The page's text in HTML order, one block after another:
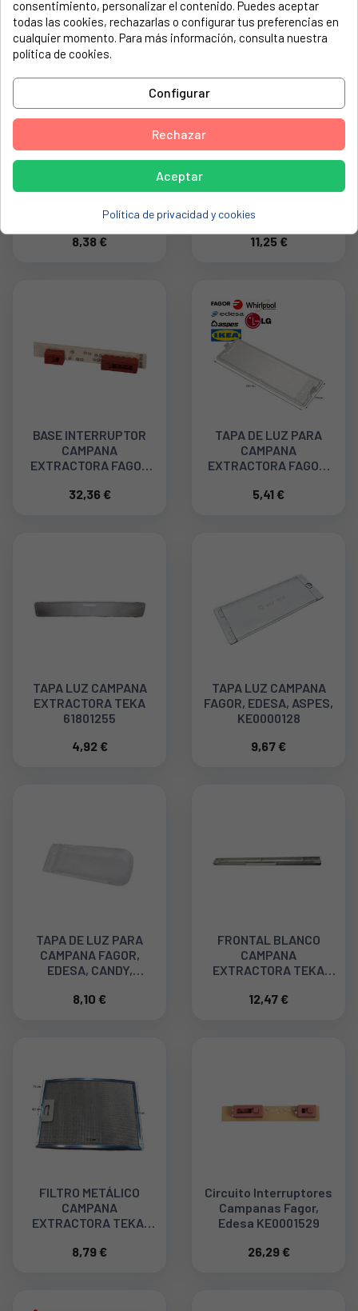
DESENGRASANTE PARA
SUPERFICIES
8,38 €
EXTRACTORA AEG,
KE0000107
11,25 €
BASE INTERRUPTOR
CAMPANA
EXTRACTORA FAGOR
32,36 €
TAPA DE LUZ PARA
CAMPANA
EXTRACTORA FAGOR,
KE0001537
5,41 €
TAPA LUZ CAMPANA
EXTRACTORA TEKA
61801255
4,92 €
TAPA LUZ CAMPANA
FAGOR, EDESA, ASPES,
KE0000128
9,67 €
TAPA DE LUZ PARA
CAMPANA FAGOR,
EDESA, CANDY,
8,10 €
FRONTAL BLANCO
CAMPANA
EXTRACTORA TEKA
12,47 €
FILTRO METÁLICO
CAMPANA
EXTRACTORA TEKA,
8,79 €
Circuito Interruptores
Campanas Fagor,
Edesa KE0001529
26,29 €
consentimiento, personalizar el contenido. Puedes aceptar
todas las cookies, rechazarlas o configurar tus preferencias en
cualquier momento. Para más información, consulta nuestra
política de cookies.
Configurar
Rechazar
Aceptar
Política de privacidad y cookies